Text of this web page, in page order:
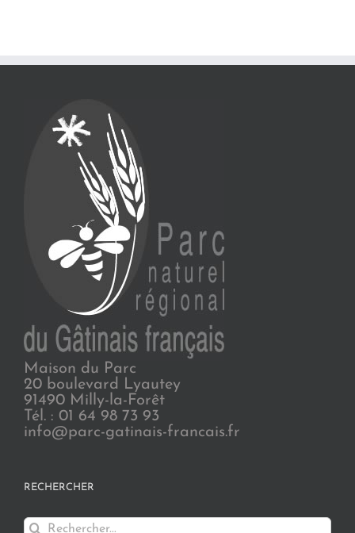
Maison du Parc
20 boulevard Lyautey
91490 Milly-la-Forêt
Tél. : 01 64 98 73 93
info@parc-gatinais-francais.fr
RECHERCHER
Rechercher: